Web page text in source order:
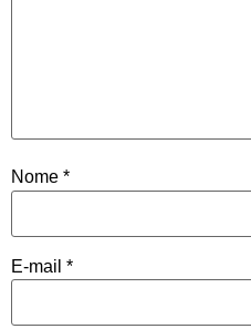
Nome *
E-mail *